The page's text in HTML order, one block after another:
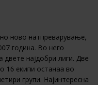
ново натпреварување,
година. Во него
двете најдобри лиги. Две
16 екипи останаа во
групи. Најинтересна